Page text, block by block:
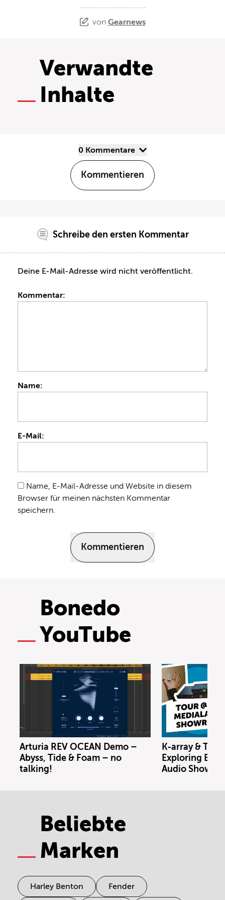
von Gearnews
Verwandte
Inhalte
0 Kommentare
Kommentieren
Schreibe den ersten Kommentar
Deine E-Mail-Adresse wird nicht veröffentlicht.
Kommentar:
Name:
E-Mail:
Name, E-Mail-Adresse und Website in diesem
Browser für meinen nächsten Kommentar
speichern.
Kommentieren
Bonedo
YouTube
Arturia REV OCEAN Demo –
Abyss, Tide & Foam – no
talking!
K-array &
Exploring
Audio
Beliebte
Marken
Harley Benton Fender